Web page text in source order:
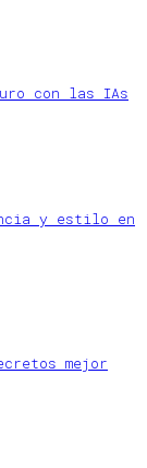
con las IAs
y estilo en
mejor